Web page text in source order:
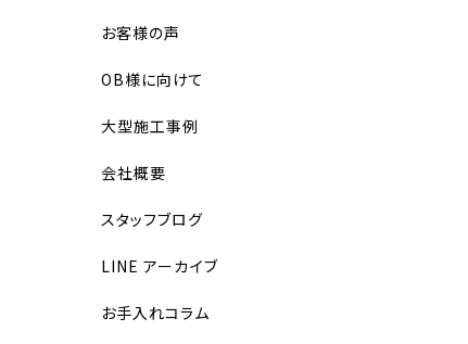
お客様の声
OB様に向けて
大型施工事例
会社概要
スタッフブログ
LINE アーカイブ
お手入れコラム